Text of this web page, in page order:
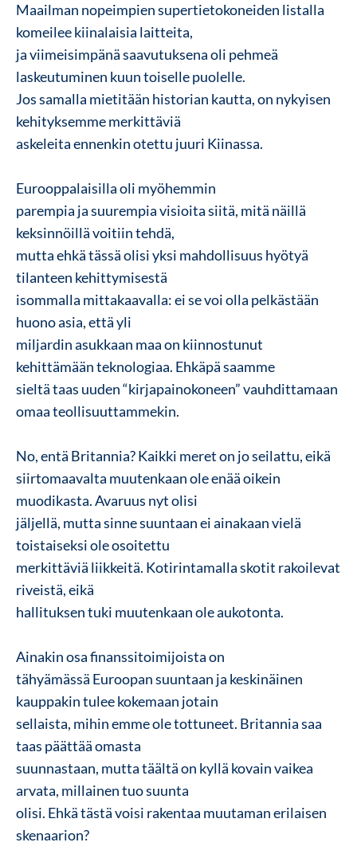
Maailman nopeimpien supertietokoneiden listalla
komeilee kiinalaisia laitteita,
ja viimeisimpänä saavutuksena oli pehmeä
laskeutuminen kuun toiselle puolelle.
Jos samalla mietitään historian kautta, on nykyisen
kehityksemme merkittäviä
askeleita ennenkin otettu juuri Kiinassa.
Eurooppalaisilla oli myöhemmin
parempia ja suurempia visioita siitä, mitä näillä
keksinnöillä voitiin tehdä,
mutta ehkä tässä olisi yksi mahdollisuus hyötyä
tilanteen kehittymisestä
isommalla mittakaavalla: ei se voi olla pelkästään
huono asia, että yli
miljardin asukkaan maa on kiinnostunut
kehittämään teknologiaa. Ehkäpä saamme
sieltä taas uuden “kirjapainokoneen” vauhdittamaan
omaa teollisuuttammekin.
No, entä Britannia? Kaikki meret on jo seilattu, eikä
siirtomaavalta muutenkaan ole enää oikein
muodikasta. Avaruus nyt olisi
jäljellä, mutta sinne suuntaan ei ainakaan vielä
toistaiseksi ole osoitettu
merkittäviä liikkeitä. Kotirintamalla skotit rakoilevat
riveistä, eikä
hallituksen tuki muutenkaan ole aukotonta.
Ainakin osa finanssitoimijoista on
tähyämässä Euroopan suuntaan ja keskinäinen
kauppakin tulee kokemaan jotain
sellaista, mihin emme ole tottuneet. Britannia saa
taas päättää omasta
suunnastaan, mutta täältä on kyllä kovain vaikea
arvata, millainen tuo suunta
olisi. Ehkä tästä voisi rakentaa muutaman erilaisen
skenaarion?